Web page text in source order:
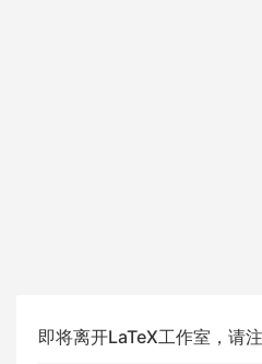
即将离开LaTeX工作室，请